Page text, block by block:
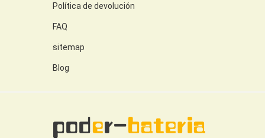
Política de devolución
FAQ
sitemap
Blog